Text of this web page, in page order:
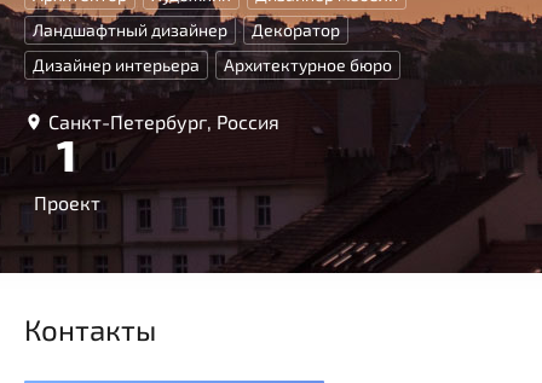
Ландшафтный дизайнер
Декоратор
Дизайнер интерьера
Архитектурное бюро
Санкт-Петербург, Россия
1
Проект
Контакты